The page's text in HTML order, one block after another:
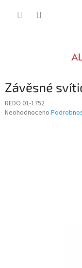
Závěsné
REDO 01-1752
Průměrné
Neohodnoceno